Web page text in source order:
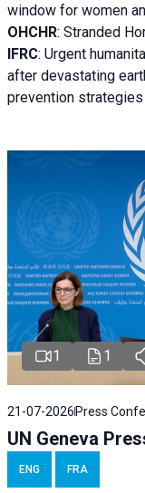
window for women
OHCHR: Stranded
IFRC: Urgent
after devastating
prevention
1 1
21-07-2026 Press
UN Geneva
ENG FRA